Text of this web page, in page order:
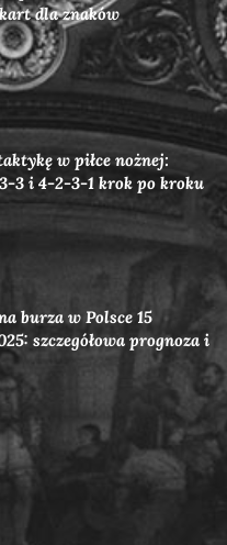
dla znaków
w piłce nożnej:
3 i 4-2-3-1 krok po kroku
burza w Polsce 15
szczegółowa prognoza i